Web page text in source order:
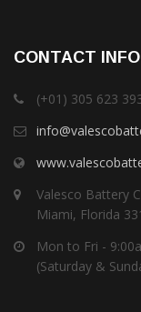
CONTACT INFO
(+01) 305 623
Valesco Battery
Miami, Florida
Mon to Fri -
(Saturday &